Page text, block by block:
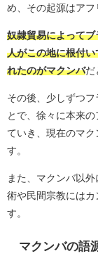
め、その起源はアフ
奴隷貿易によって
人がこの地に根付
れたのがマクンバだ
その後、少しずつ
とで、徐々に本来
ていき、現在のマ
す。
また、マクンバ以
術や民間宗教には
す。
マクンバの語